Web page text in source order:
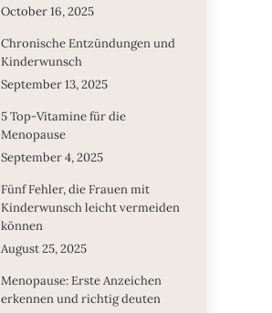
October 16, 2025
Chronische Entzündungen und
Kinderwunsch
September 13, 2025
5 Top-Vitamine für die
Menopause
September 4, 2025
Fünf Fehler, die Frauen mit
Kinderwunsch leicht vermeiden
können
August 25, 2025
Menopause: Erste Anzeichen
erkennen und richtig deuten